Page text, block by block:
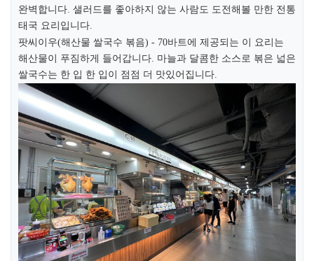
완벽합니다. 샐러드를 좋아하지 않는 사람도 도전해볼 만한 전통
태국 요리입니다.​
팟씨이우(해산물 쌀국수 볶음) - 70바트에 제공되는 이 요리는
해산물이 푸짐하게 들어갑니다. 마늘과 달콤한 소스로 볶은 넓은
쌀국수는 한 입 한 입이 점점 더 맛있어집니다.​